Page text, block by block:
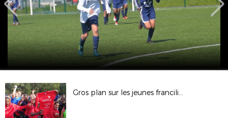
Gros plan sur les jeunes franciliens à l'Elysée